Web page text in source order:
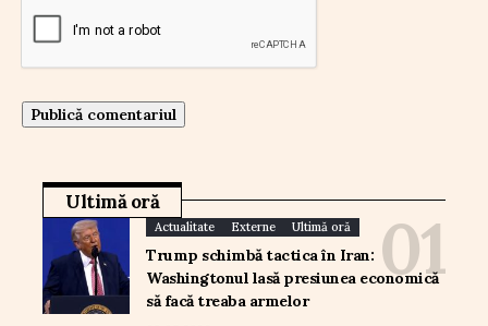
Ultimă oră
Actualitate Externe Ultimă oră
Trump schimbă tactica în Iran:
Washingtonul lasă presiunea economică
să facă treaba armelor